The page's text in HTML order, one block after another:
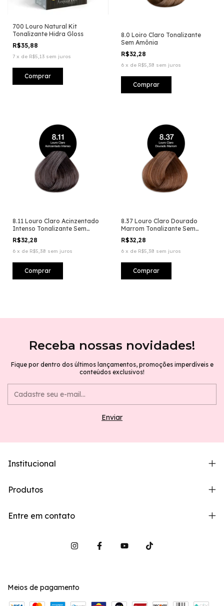
700 Louro Natural Kit
Tonalizante Hidra Gloss
R$35,88
7 x de R$5,13 sem juros
8.0 Loiro Claro Tonalizante
Sem Amônia
R$32,28
6 x de R$5,38 sem juros
8.11 Louro Claro Acinzentado
Intenso Tonalizante Sem
Amônia
R$32,28
6 x de R$5,38 sem juros
8.37 Louro Claro Dourado
Marrom Tonalizante Sem
Amônia
R$32,28
6 x de R$5,38 sem juros
Receba nossas novidades!
Fique por dentro dos últimos lançamentos, promoções imperdíveis e
conteúdos exclusivos!
Institucional
Produtos
Entre em contato
Meios de pagamento